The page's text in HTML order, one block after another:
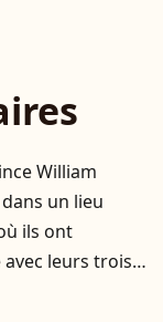
William
un lieu
ils ont
leurs trois